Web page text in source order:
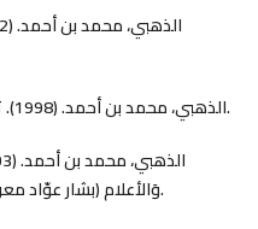
الذهبي، محمد بن أحمد. (1998). تذكرة الحفاظ (ط.1). دار الكتب العلمية.
وَالأعلام (بشار عوّاد معروف، تحقيق ط.1)، دار الغرب الإسلامي.